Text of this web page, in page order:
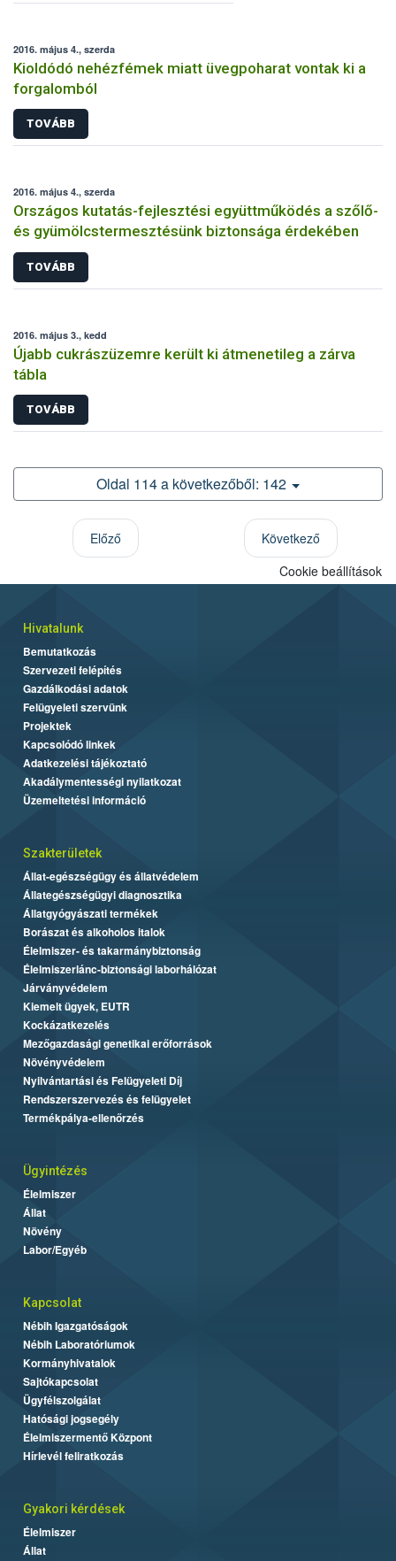
2016. május 4., szerda
Kioldódó nehézfémek miatt üvegpoharat vontak ki a
forgalomból
TOVÁBB
2016. május 4., szerda
Országos kutatás-fejlesztési együttműködés a szőlő-
és gyümölcstermesztésünk biztonsága érdekében
TOVÁBB
2016. május 3., kedd
Újabb cukrászüzemre került ki átmenetileg a zárva
tábla
TOVÁBB
Oldal 114 a következőből: 142
Előző
Következő
Cookie beállítások
Hivatalunk
Bemutatkozás
Szervezeti felépítés
Gazdálkodási adatok
Felügyeleti szervünk
Projektek
Kapcsolódó linkek
Adatkezelési tájékoztató
Akadálymentességi nyilatkozat
Üzemeltetési információ
Szakterületek
Állat-egészségügy és állatvédelem
Állategészségügyi diagnosztika
Állatgyógyászati termékek
Borászat és alkoholos italok
Élelmiszer- és takarmánybiztonság
Élelmiszerlánc-biztonsági laborhálózat
Járványvédelem
Kiemelt ügyek, EUTR
Kockázatkezelés
Mezőgazdasági genetikai erőforrások
Növényvédelem
Nyilvántartási és Felügyeleti Díj
Rendszerszervezés és felügyelet
Termékpálya-ellenőrzés
Ügyintézés
Élelmiszer
Állat
Növény
Labor/Egyéb
Kapcsolat
Nébih Igazgatóságok
Nébih Laboratóriumok
Kormányhivatalok
Sajtókapcsolat
Ügyfélszolgálat
Hatósági jogsegély
Élelmiszermentő Központ
Hírlevél feliratkozás
Gyakori kérdések
Élelmiszer
Állat